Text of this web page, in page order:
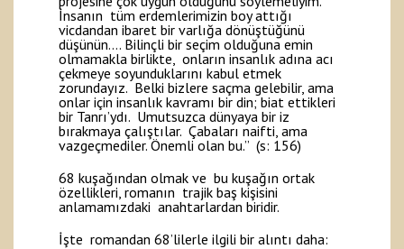
İnsanın tüm erdemlerimizin boy attığı
vicdandan ibaret bir varlığa dönüştüğünü
düşünün…. Bilinçli bir seçim olduğuna emin
olmamakla birlikte, onların insanlık adına acı
çekmeye soyunduklarını kabul etmek
zorundayız. Belki bizlere saçma gelebilir, ama
onlar için insanlık kavramı bir din; biat ettikleri
bir Tanrı’ydı. Umutsuzca dünyaya bir iz
bırakmaya çalıştılar. Çabaları naifti, ama
vazgeçmediler. Önemli olan bu.” (s: 156)
68 kuşağından olmak ve bu kuşağın ortak
özellikleri, romanın trajik baş kişisini
anlamamızdaki anahtarlardan biridir.
İşte romandan 68’lilerle ilgili bir alıntı daha: